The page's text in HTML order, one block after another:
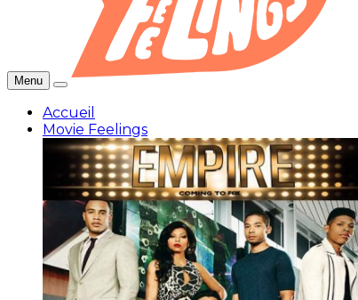
Menu
Accueil
Movie Feelings